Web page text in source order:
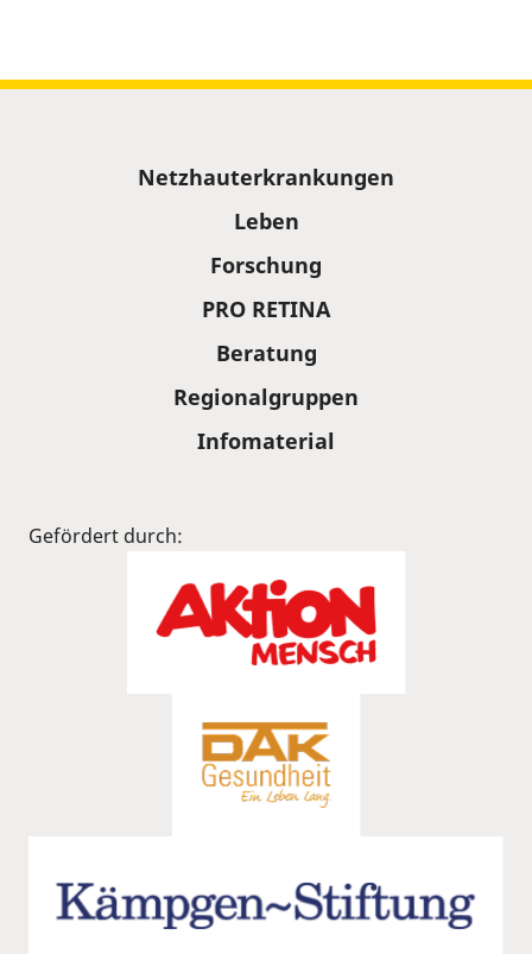
Netzhauterkrankungen
Leben
Forschung
PRO RETINA
Beratung
Regionalgruppen
Infomaterial
Gefördert durch: